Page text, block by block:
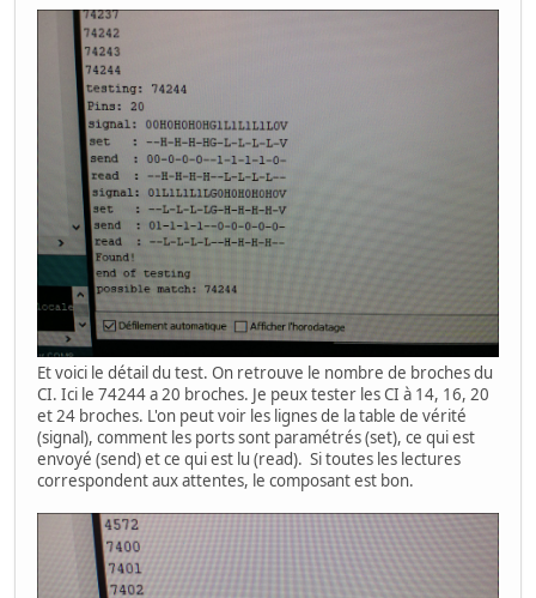
Et voici le détail du test. On retrouve le nombre de broches du
CI. Ici le 74244 a 20 broches. Je peux tester les CI à 14, 16, 20
et 24 broches. L'on peut voir les lignes de la table de vérité
(signal), comment les ports sont paramétrés (set), ce qui est
envoyé (send) et ce qui est lu (read). Si toutes les lectures
correspondent aux attentes, le composant est bon.